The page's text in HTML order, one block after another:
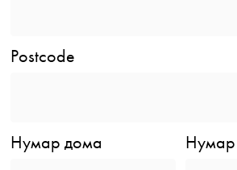
Postcode
Нумар дома Нумар